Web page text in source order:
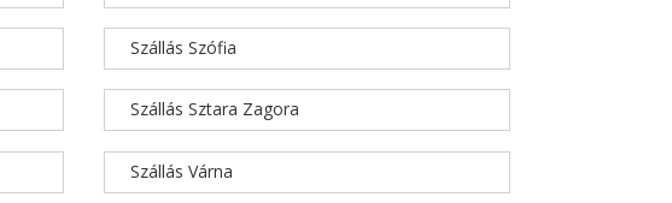
Szállás Szófia
Szállás Sztara Zagora
Szállás Várna